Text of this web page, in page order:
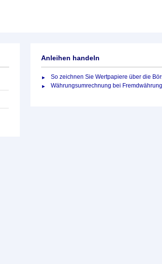
Anleihen handeln
So zeichnen Sie Wertpapiere über die
Währungsumrechnung bei